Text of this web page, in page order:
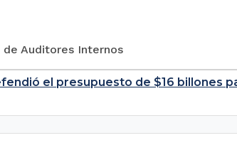
Auditores Internos
el presupuesto de $16 billones